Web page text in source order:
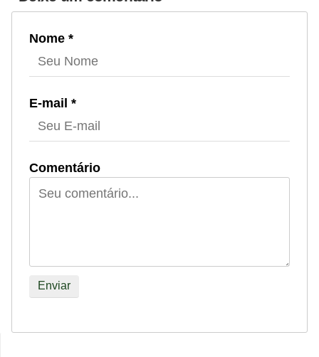
Nome *
E-mail *
Comentário